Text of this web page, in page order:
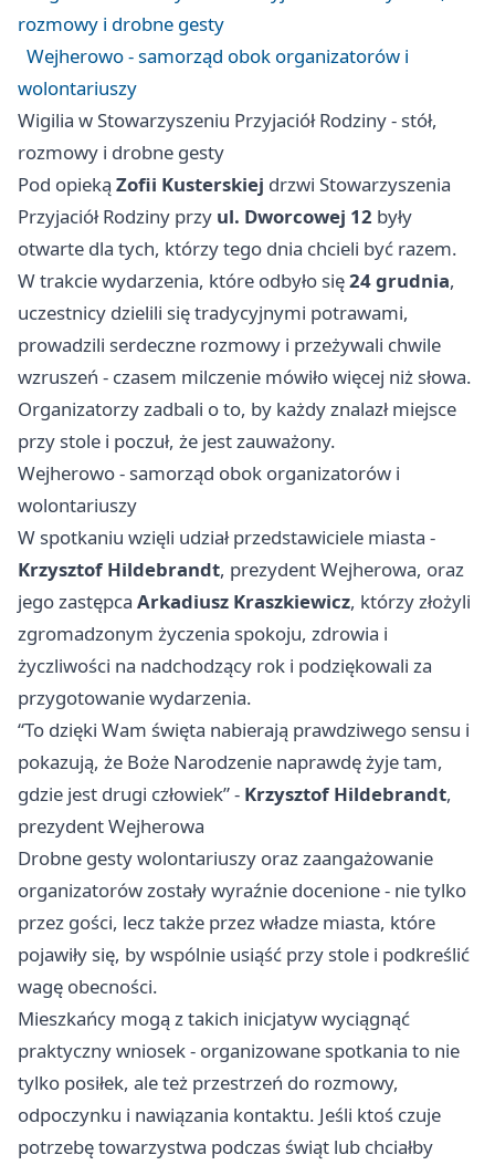
rozmowy i drobne gesty
Wejherowo - samorząd obok organizatorów i
wolontariuszy
Wigilia w Stowarzyszeniu Przyjaciół Rodziny - stół,
rozmowy i drobne gesty
Pod opieką Zofii Kusterskiej drzwi Stowarzyszenia
Przyjaciół Rodziny przy ul. Dworcowej 12 były
otwarte dla tych, którzy tego dnia chcieli być razem.
W trakcie wydarzenia, które odbyło się24 grudnia,
uczestnicy dzielili się tradycyjnymi potrawami,
prowadzili serdeczne rozmowy i przeżywali chwile
wzruszeń - czasem milczenie mówiło więcej niż słowa.
Organizatorzy zadbali o to, by każdy znalazł miejsce
przy stole i poczuł, że jest zauważony.
Wejherowo - samorząd obok organizatorów i
wolontariuszy
W spotkaniu wzięli udział przedstawiciele miasta -
Krzysztof Hildebrandt, prezydent Wejherowa, oraz
jego zastępca Arkadiusz Kraszkiewicz, którzy złożyli
zgromadzonym życzenia spokoju, zdrowia i
życzliwości na nadchodzący rok i podziękowali za
przygotowanie wydarzenia.
“To dzięki Wam święta nabierają prawdziwego sensu i
pokazują, że Boże Narodzenie naprawdę żyje tam,
gdzie jest drugi człowiek” - Krzysztof Hildebrandt,
prezydent Wejherowa
Drobne gesty wolontariuszy oraz zaangażowanie
organizatorów zostały wyraźnie docenione - nie tylko
przez gości, lecz także przez władze miasta, które
pojawiły się, by wspólnie usiąść przy stole i podkreślić
wagę obecności.
Mieszkańcy mogą z takich inicjatyw wyciągnąć
praktyczny wniosek - organizowane spotkania to nie
tylko posiłek, ale też przestrzeń do rozmowy,
odpoczynku i nawiązania kontaktu. Jeśli ktoś czuje
potrzebę towarzystwa podczas świąt lub chciałby